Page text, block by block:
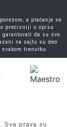
a plaćanje se
precizniji u opisu
da su sve
na sajtu su deo
trenutku.
Sva prava su